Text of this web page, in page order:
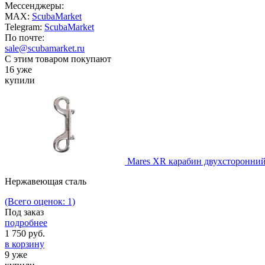
Мессенджеры:
MAX: ScubaMarket
Telegram: ScubaMarket
По почте:
sale@scubamarket.ru
С этим товаром покупают
16 уже
купили
Mares XR карабин
Нержавеющая сталь
(Всего оценок: 1)
Под заказ
подробнее
1 750 руб.
в корзину
9 уже